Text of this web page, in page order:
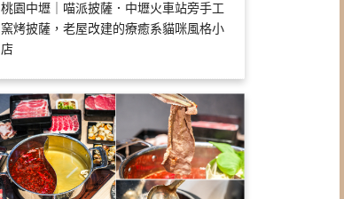
桃園中壢｜喵派披薩．中壢火車站旁手工
窯烤披薩，老屋改建的療癒系貓咪風格小
店